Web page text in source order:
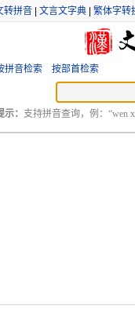
转拼音 文言文字典 繁体字转
拼音检索 按部首检索
示： 支持拼音查询，例：“wen